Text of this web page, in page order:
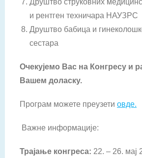
Друштво струковних
и рентген техничара НАУЗРС
Друштво бабица и
сестара
Очекујемо Вас на Конгресу и
Вашем доласку.
Програм можете преузети овде.
Важне информације:
Трајање конгреса: 22. – 26. мај